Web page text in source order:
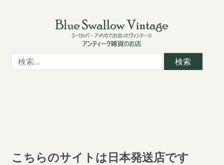
検
索:
こちらのサイトは日本発送店です